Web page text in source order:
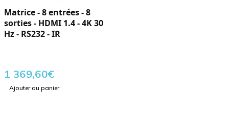
Matrice - 8 entrées - 8
sorties - HDMI 1.4 - 4K 30
Hz - RS232 - IR
1 369,60€
Ajouter au panier